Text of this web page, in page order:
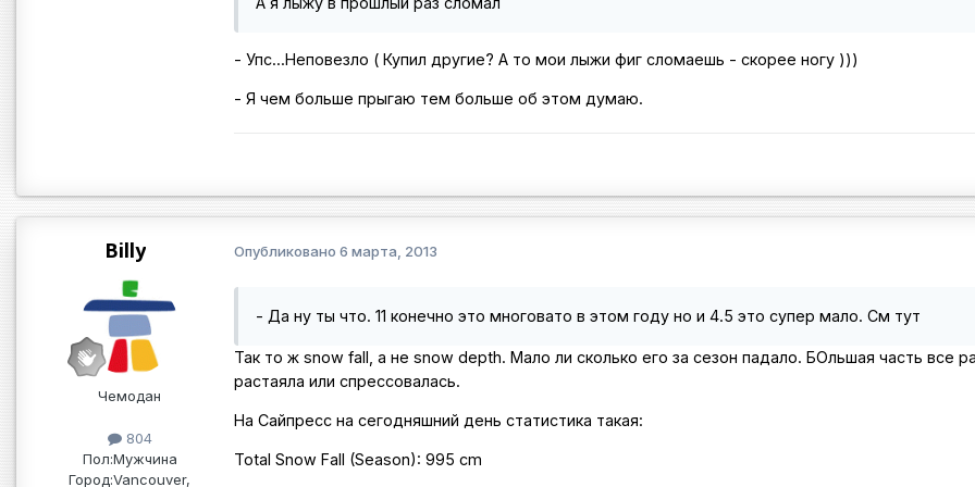
- Упс...Неповезло ( Купил другие? А то мои лыжи фиг сломаешь - скорее ногу )))
- Я чем больше прыгаю тем больше об этом думаю.
Billy
Чемодан
804
Пол:Мужчина
Город:Vancouver,
Опубликовано 6 марта, 2013
- Да ну ты что. 11 конечно это многовато в этом году но и 4.5 это супер мало. См тут
Так то ж snow fall, а не snow depth. Мало ли сколько его за сезон падало. БОльшая часть все
растаяла или спрессовалась.
На Сайпресс на сегодняшний день статистика такая:
Total Snow Fall (Season): 995 cm